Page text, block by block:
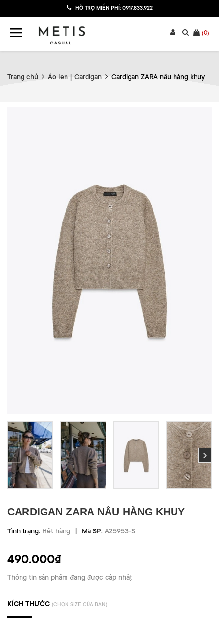
HỖ TRỢ MIỄN PHÍ: 0917.833.922
(0)
Trang chủ Áo len | Cardigan Cardigan ZARA nâu hàng khuy
CARDIGAN ZARA NÂU HÀNG KHUY
Tình trạng: Hết hàng | Mã SP: A25953-S
490.000₫
Thông tin sản phẩm đang được cập nhật
KÍCH THƯỚC (CHỌN SIZE CỦA BẠN)